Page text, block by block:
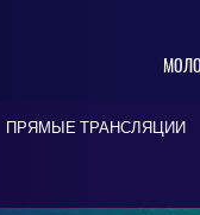
ПРЯМЫЕ ТРАНСЛЯЦИИ